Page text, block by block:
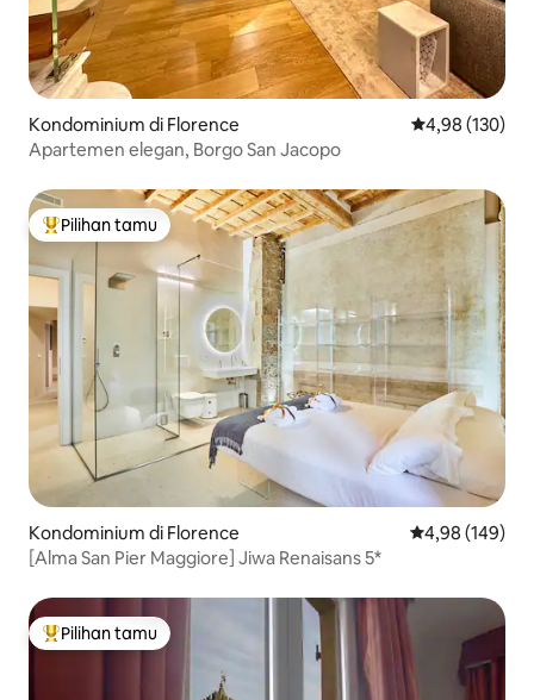
Kondominium di Florence Nilai rata-rata
4,98 (130)
Apartemen elegan, Borgo San Jacopo
Pilihan tamu terpopuler
Pilihan tamu
Kondominium di Florence Nilai rata-rata
4,98 (149)
[Alma San Pier Maggiore] Jiwa Renaisans 5*
Pilihan tamu terpopuler
Pilihan tamu